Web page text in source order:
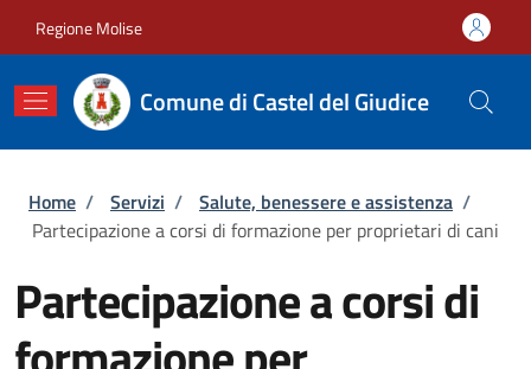
Regione Molise
Comune di Castel del Giudice
Briciole di pane
Home / Servizi / Salute, benessere e assistenza /
Partecipazione a corsi di formazione per proprietari di cani
Partecipazione a corsi di